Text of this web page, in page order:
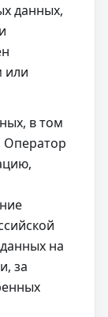
данных,
или
в том
Оператор
на
за